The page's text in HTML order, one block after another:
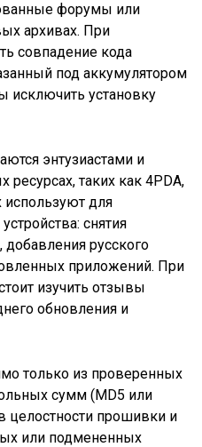
форумы или
архивах. При
совпадение кода
под аккумулятором
исключить установку
энтузиастами и
таких как 4PDA,
используют для
снятия
добавления русского
приложений. При
изучить отзывы
обновления и
только из проверенных
сумм (MD5 или
целостности прошивки и
или подмененных